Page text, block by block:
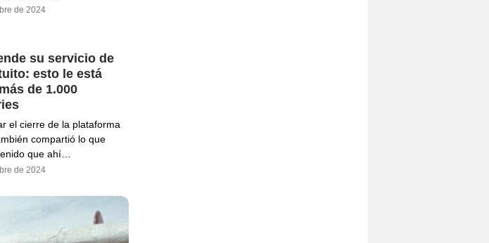
de 2024
su servicio de
esto le está
de 1.000
el cierre de la plataforma
compartió lo que
que ahí…
de 2024